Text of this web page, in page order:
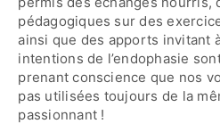
pédagogiques sur des
ainsi que des apports invitant
intentions de l’endophasie
prenant conscience que nos
pas utilisées toujours de la
passionnant !